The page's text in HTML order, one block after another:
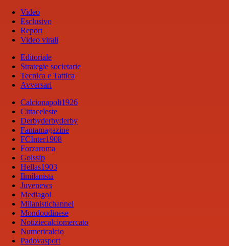
Video
Esclusivo
Report
Video virali
Editoriale
Strategie societarie
Tecnica e Tattica
Avversari
Calcionapoli1926
Cittaceleste
Derbyderbyderby
Fantamagazine
FCInter1908
Forzaroma
Golssip
Hellas1903
Ilmilanista
Juvenews
Mediagol
Milanistichannel
Mondoudinese
Notiziecalciomercato
Numericalcio
Padovasport